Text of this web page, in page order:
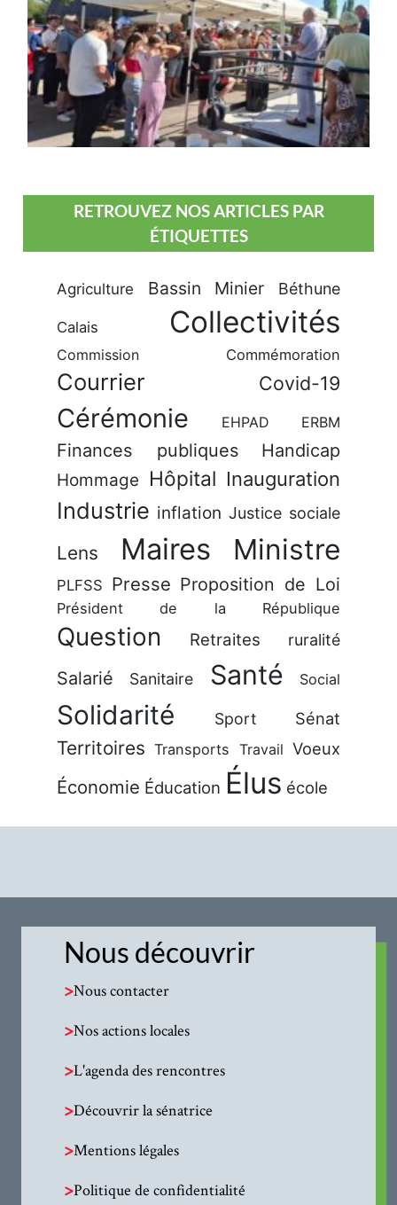
RETROUVEZ NOS ARTICLES PAR
ÉTIQUETTES
Agriculture Bassin Minier Béthune
Calais Collectivités
Commission Commémoration
Courrier Covid-19
Cérémonie EHPAD ERBM
Finances publiques Handicap
Hommage Hôpital Inauguration
Industrie inflation Justice sociale
Lens Maires Ministre
PLFSS Presse Proposition de Loi
Président de la République
Question Retraites ruralité
Salarié Sanitaire Santé Social
Solidarité Sport Sénat
Territoires Transports Travail Voeux
Économie Éducation Élus école
Nous découvrir
>Nous contacter
>Nos actions locales
>L'agenda des rencontres
>Découvrir la sénatrice
>Mentions légales
>Politique de confidentialité